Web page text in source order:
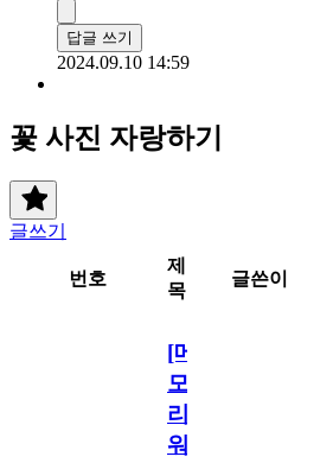
답글 쓰기
2024.09.10 14:59
꽃 사진 자랑하기
글쓰기
번호
제
목
글쓴이
[메
모
리
워